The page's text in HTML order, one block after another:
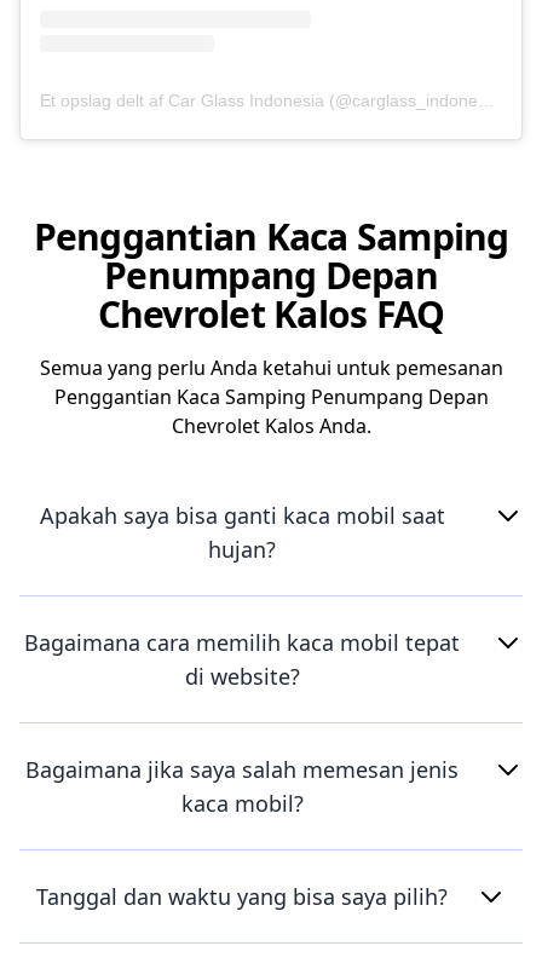
Penggantian Kaca Samping
Penumpang Depan
Chevrolet Kalos FAQ
Semua yang perlu Anda ketahui untuk pemesanan
Penggantian Kaca Samping Penumpang Depan
Chevrolet Kalos Anda.
Apakah saya bisa ganti kaca mobil saat
hujan?
Bagaimana cara memilih kaca mobil tepat
di website?
Bagaimana jika saya salah memesan jenis
kaca mobil?
Tanggal dan waktu yang bisa saya pilih?